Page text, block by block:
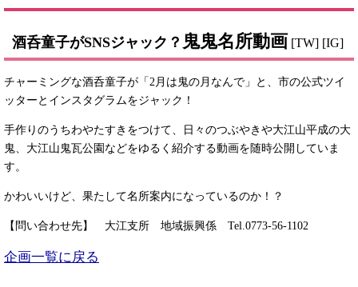
酒呑童子がSNSジャック？ 鬼鬼名所動画 [TW] [IG]
チャーミングな酒呑童子が「2月は鬼の月なんで」と、市の公式ツイ
ッターとインスタグラムをジャック！
手作りのうちわやたすきをつけて、日々のつぶやきや大江山平成の大
鬼、大江山鬼瓦公園などをゆるく紹介する動画を随時公開していま
す。
かわいいけど、果たして名所案内になっているのか！？
【問い合わせ先】 大江支所 地域振興係 Tel.0773-56-1102
企画一覧に戻る